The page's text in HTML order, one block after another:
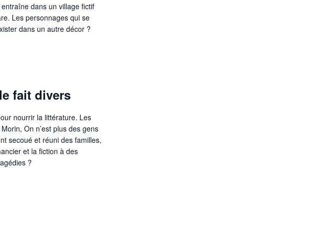
dans un village fictif
Les personnages qui se
dans un autre décor ?
fait divers
nourrir la littérature. Les
On n’est plus des gens
secoué et réuni des familles,
et la fiction à des
?